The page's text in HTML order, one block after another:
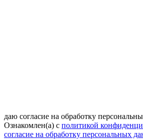
даю согласие на обработку
Ознакомлен(а) с политикой
согласие на обработку персональных